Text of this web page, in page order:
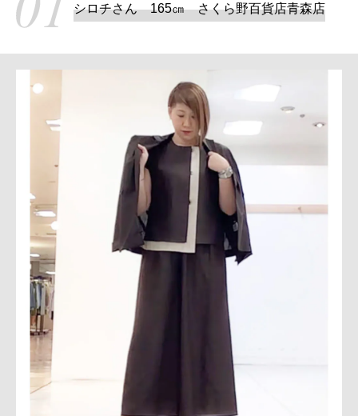
シロチさん 165㎝ さくら野百貨店青森店